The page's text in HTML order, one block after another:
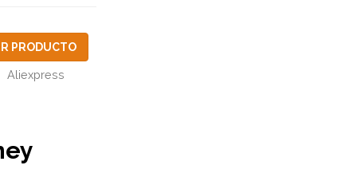
PRODUCTO
Aliexpress